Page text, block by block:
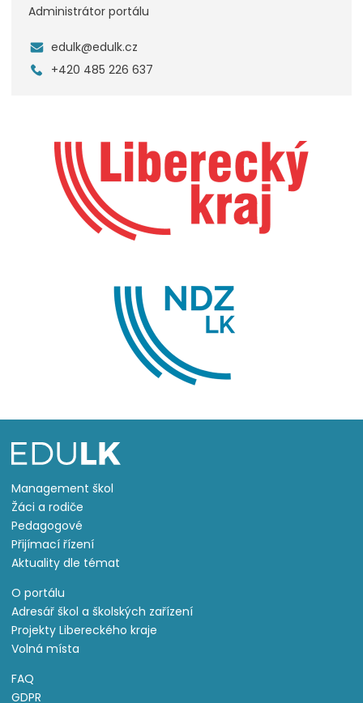
Administrátor portálu
edulk@edulk.cz
+420 485 226 637
Management škol
Žáci a rodiče
Pedagogové
Přijímací řízení
Aktuality dle témat
O portálu
Adresář škol a školských zařízení
Projekty Libereckého kraje
Volná místa
FAQ
GDPR